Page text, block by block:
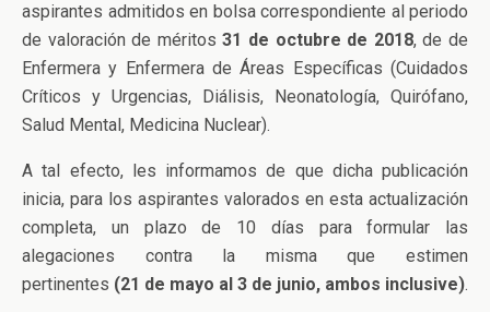
aspirantes admitidos en bolsa correspondiente al periodo
de valoración de méritos31 de octubre de 2018, de de
Enfermera y Enfermera de Áreas Específicas (Cuidados
Críticos y Urgencias, Diálisis, Neonatología, Quirófano,
Salud Mental, Medicina Nuclear).
A tal efecto, les informamos de que dicha publicación
inicia, para los aspirantes valorados en esta actualización
completa, un plazo de 10 días para formular las
alegaciones contra la misma que estimen
pertinentes (21 de mayo al 3 de junio, ambos inclusive).